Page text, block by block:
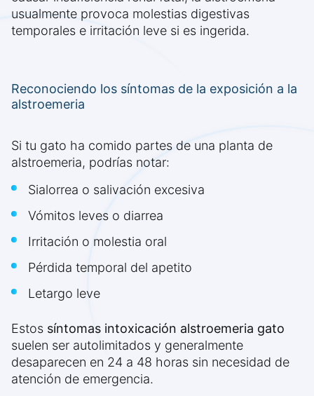
usualmente provoca molestias digestivas
temporales e irritación leve si es ingerida.
Reconociendo los síntomas de la exposición a la
alstroemeria
Si tu gato ha comido partes de una planta de
alstroemeria, podrías notar:
Sialorrea o salivación excesiva
Vómitos leves o diarrea
Irritación o molestia oral
Pérdida temporal del apetito
Letargo leve
Estos síntomas intoxicación alstroemeria gato
suelen ser autolimitados y generalmente
desaparecen en 24 a 48 horas sin necesidad de
atención de emergencia.